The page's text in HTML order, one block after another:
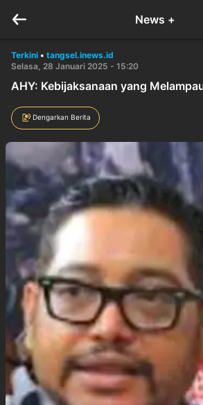
News +
Terkini • tangsel.inews.id
Selasa, 28 Januari 2025 - 15:20
AHY: Kebijaksanaan yang
Dengarkan Berita